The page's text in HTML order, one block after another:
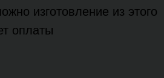
изготовление из этого
оплаты